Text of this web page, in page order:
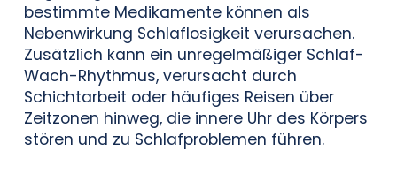
bestimmte Medikamente können als
Nebenwirkung Schlaflosigkeit verursachen.
Zusätzlich kann ein unregelmäßiger Schlaf-
Wach-Rhythmus, verursacht durch
Schichtarbeit oder häufiges Reisen über
Zeitzonen hinweg, die innere Uhr des Körpers
stören und zu Schlafproblemen führen.